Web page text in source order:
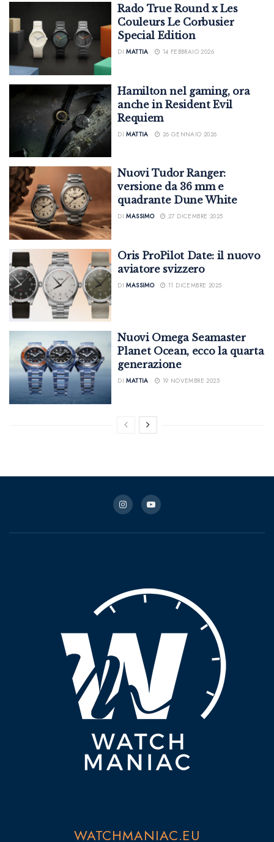
Rado True Round x Les
Couleurs Le Corbusier
Special Edition
DI MATTIA 14 FEBBRAIO 2026
Hamilton nel gaming, ora
anche in Resident Evil
Requiem
DI MATTIA 26 GENNAIO 2026
Nuovi Tudor Ranger:
versione da 36 mm e
quadrante Dune White
DI MASSIMO 27 DICEMBRE 2025
Oris ProPilot Date: il nuovo
aviatore svizzero
DI MASSIMO 11 DICEMBRE 2025
Nuovi Omega Seamaster
Planet Ocean, ecco la quarta
generazione
DI MATTIA 19 NOVEMBRE 2025
WATCHMANIAC.EU